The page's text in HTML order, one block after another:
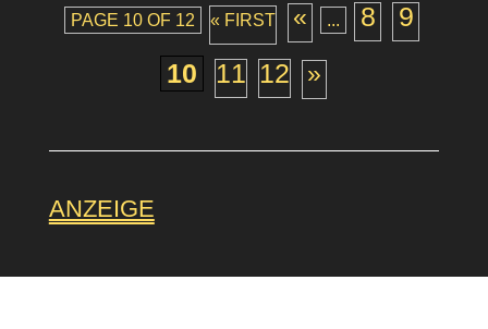
PAGE 10 OF 12 « FIRST « ... 8
9
10
11 12 »
ANZEIGE